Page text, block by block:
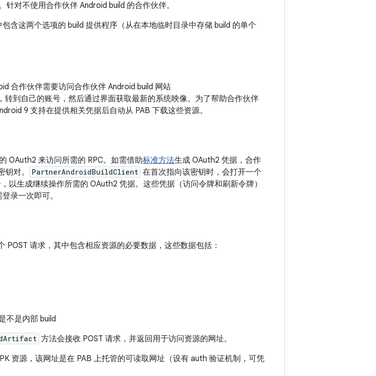
针对不使用合作伙伴 Android build 的合作伙伴。
含这两个选项的 build 提供程序（从在本地临时目录中存储 build 的单个
合作伙伴需要访问合作伙伴 Android build 网站
转到自己的账号，然后通过界面获取最新的系统映像。为了帮助合作伙伴
9 支持在提供相关凭据后自动从 PAB 下载这些资源。
OAuth2 来访问所需的 RPC。如需借助标准方法生成 OAuth2 凭据，合作
对。
PartnerAndroidBuildClient 在首次指向该密钥时，会打开一个
以生成继续操作所需的 OAuth2 凭据。这些凭据（访问令牌和刷新令牌）
录一次即可。
POST 请求，其中包含相应资源的必要数据，这些数据包括：
不是内部 build
方法会接收 POST 请求，并返回用于访问资源的网址。
资源，该网址是在 PAB 上托管的可读取网址（设有 auth 验证机制，可凭